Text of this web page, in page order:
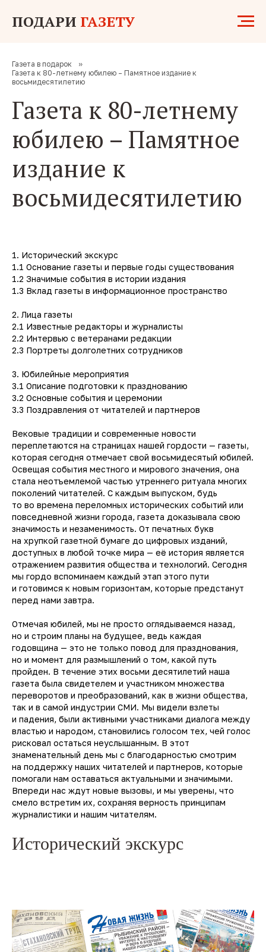
ПОДАРИ ГАЗЕТУ
Газета в подарок
»
Газета к 80-летнему юбилею – Памятное издание к
восьмидесятилетию
Газета к 80-летнему
юбилею – Памятное
издание к
восьмидесятилетию
1. Исторический экскурс
1.1 Основание газеты и первые годы существования
1.2 Значимые события в истории издания
1.3 Вклад газеты в информационное пространство
2. Лица газеты
2.1 Известные редакторы и журналисты
2.2 Интервью с ветеранами редакции
2.3 Портреты долголетних сотрудников
3. Юбилейные мероприятия
3.1 Описание подготовки к празднованию
3.2 Основные события и церемонии
3.3 Поздравления от читателей и партнеров
Вековые традиции и современные новости
переплетаются на страницах нашей гордости — газеты,
которая сегодня отмечает свой восьмидесятый юбилей.
Освещая события местного и мирового значения, она
стала неотъемлемой частью утреннего ритуала многих
поколений читателей. С каждым выпуском, будь
то во времена переломных исторических событий или
повседневной жизни города, газета доказывала свою
значимость и незаменимость. От печатных букв
на хрупкой газетной бумаге до цифровых изданий,
доступных в любой точке мира — её история является
отражением развития общества и технологий. Сегодня
мы гордо вспоминаем каждый этап этого пути
и готовимся к новым горизонтам, которые предстанут
перед нами завтра.
Отмечая юбилей, мы не просто оглядываемся назад,
но и строим планы на будущее, ведь каждая
годовщина — это не только повод для празднования,
но и момент для размышлений о том, какой путь
пройден. В течение этих восьми десятилетий наша
газета была свидетелем и участником множества
переворотов и преобразований, как в жизни общества,
так и в самой индустрии СМИ. Мы видели взлеты
и падения, были активными участниками диалога между
властью и народом, становились голосом тех, чей голос
рисковал остаться неуслышанным. В этот
знаменательный день мы с благодарностью смотрим
на поддержку наших читателей и партнеров, которые
помогали нам оставаться актуальными и значимыми.
Впереди нас ждут новые вызовы, и мы уверены, что
смело встретим их, сохраняя верность принципам
журналистики и нашим читателям.
Исторический экскурс